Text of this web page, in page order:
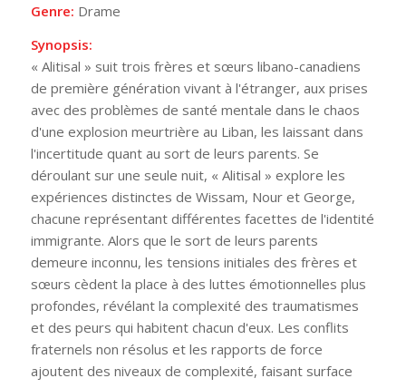
Genre: Drame
Synopsis:
« Alitisal » suit trois frères et sœurs libano-canadiens
de première génération vivant à l'étranger, aux prises
avec des problèmes de santé mentale dans le chaos
d'une explosion meurtrière au Liban, les laissant dans
l'incertitude quant au sort de leurs parents. Se
déroulant sur une seule nuit, « Alitisal » explore les
expériences distinctes de Wissam, Nour et George,
chacune représentant différentes facettes de l'identité
immigrante. Alors que le sort de leurs parents
demeure inconnu, les tensions initiales des frères et
sœurs cèdent la place à des luttes émotionnelles plus
profondes, révélant la complexité des traumatismes
et des peurs qui habitent chacun d'eux. Les conflits
fraternels non résolus et les rapports de force
ajoutent des niveaux de complexité, faisant surface